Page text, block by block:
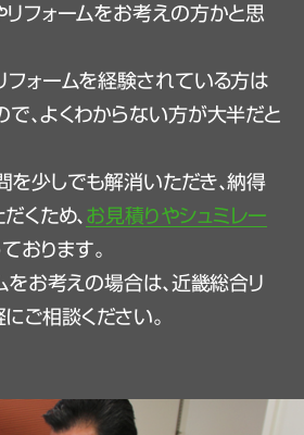
フォームをお考えの方かと思
フォームを経験されている方は
、よくわからない方が大半だと
少しでも解消いただき、納得
くため、 お見積りやシュミレー
おります。
をお考えの場合は、近畿総合リ
ご相談ください。